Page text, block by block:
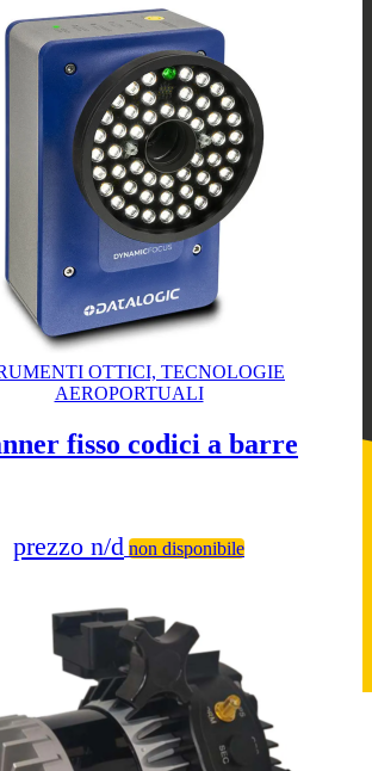
OTTICI, TECNOLOGIE
AEROPORTUALI
fisso codici a barre
prezzo n/d non disponibile